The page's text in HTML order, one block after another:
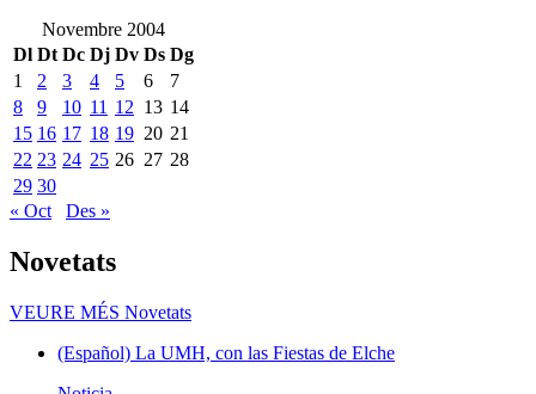
Novembre 2004
Dl Dt Dc Dj Dv Ds Dg
1
2 3 4 5 6
7
8
9 10 11 12 13 14
15 16 17 18 19 20 21
22 23 24 25 26 27 28
29 30
« Oct
Des »
Novetats
VEURE MÉS Novetats
(Español) La UMH, con las Fiestas de Elche